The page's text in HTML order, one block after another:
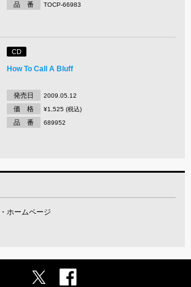
品 番 TOCP-66983
CD
How To Call A Bluff
発売日 2009.05.12
価 格 ¥1,525 (税込)
品 番 689952
ホームページ